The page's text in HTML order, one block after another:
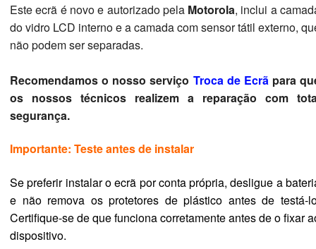
Este ecrã é novo e autorizado pela Motorola, inclui a
do vidro LCD interno e a camada com sensor tátil externo,
não podem ser separadas.
Recomendamos o nosso serviço Troca de Ecrãpara
os nossos técnicos realizem a reparação com
segurança.
Importante: Teste antes de instalar
Se preferir instalar o ecrã por conta própria, desligue a
e não remova os protetores de plástico antes de testá-
Certifique-se de que funciona corretamente antes de o fixar
dispositivo.